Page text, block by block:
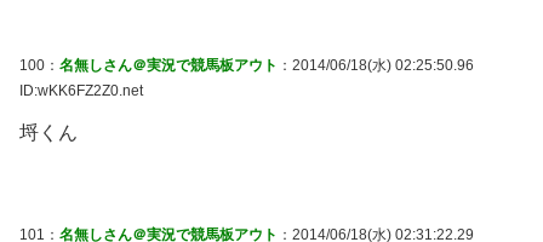
100： 名無しさん＠実況で競馬板アウト ：2014/06/18(水) 02:25:50.96
ID:wKK6FZ2Z0.net
埒くん
101： 名無しさん＠実況で競馬板アウト ：2014/06/18(水) 02:31:22.29